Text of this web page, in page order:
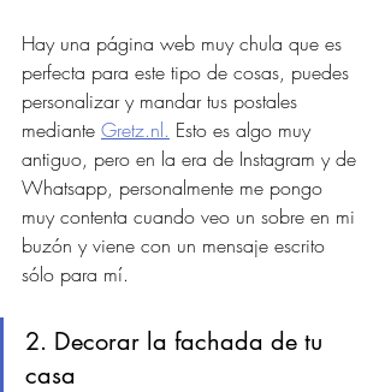
Hay una página web muy chula que es
perfecta para este tipo de cosas, puedes
personalizar y mandar tus postales
mediante Gretz.nl. Esto es algo muy
antiguo, pero en la era de Instagram y de
Whatsapp, personalmente me pongo
muy contenta cuando veo un sobre en mi
buzón y viene con un mensaje escrito
sólo para mí.
2. Decorar la fachada de tu
casa